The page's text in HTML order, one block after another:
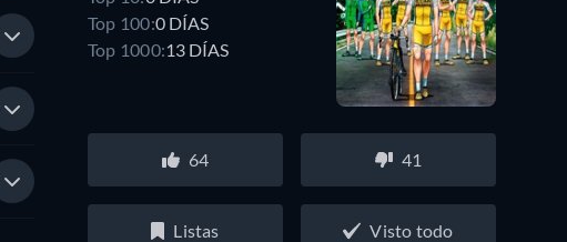
Top 100:0 DÍAS
Top 1000:13 DÍAS
64 41
Listas Visto todo